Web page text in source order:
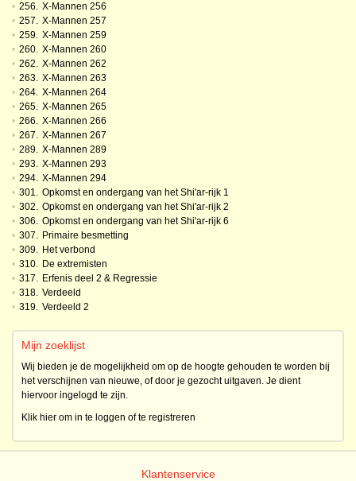
• 256. X-Mannen 256
• 257. X-Mannen 257
• 259. X-Mannen 259
• 260. X-Mannen 260
• 262. X-Mannen 262
• 263. X-Mannen 263
• 264. X-Mannen 264
• 265. X-Mannen 265
• 266. X-Mannen 266
• 267. X-Mannen 267
• 289. X-Mannen 289
• 293. X-Mannen 293
• 294. X-Mannen 294
• 301. Opkomst en ondergang van het Shi'ar-rijk 1
• 302. Opkomst en ondergang van het Shi'ar-rijk 2
• 306. Opkomst en ondergang van het Shi'ar-rijk 6
• 307. Primaire besmetting
• 309. Het verbond
• 310. De extremisten
• 317. Erfenis deel 2 & Regressie
• 318. Verdeeld
• 319. Verdeeld 2
Mijn zoeklijst
Wij bieden je de mogelijkheid om op de hoogte gehouden te worden bij
het verschijnen van nieuwe, of door je gezocht uitgaven. Je dient
hiervoor ingelogd te zijn.
Klik hier om in te loggen of te registreren
Klantenservice